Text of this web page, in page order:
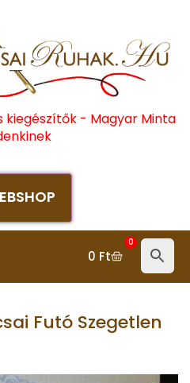
kiegészítők - Magyar Minta
0 Ft
0
Futó Szegetlen